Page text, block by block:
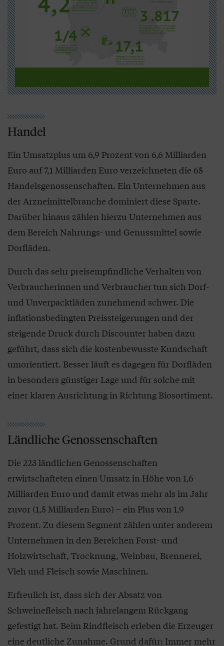
Handel
Ein Umsatzplus um 6,9 Prozent von 6,6 Milliarden
Euro auf 7,1 Milliarden Euro verzeichneten die 65
Handelsgenossenschaften. Ein Unternehmen aus
der Arzneimittelbranche dominiert diese Sparte.
Darüber hinaus zählen hierzu Unternehmen aus
dem Bereich Nahrungs- und Genussmittel sowie
Dorfläden.
Durch das sehr preisempfindliche Verhalten von
Verbraucherinnen und Verbraucher tun sich Dorf-
und Unverpacktläden zunehmend schwer. Die
inflationsbedingten Preissteigerungen und der
steigende Druck durch Discounter haben dazu
geführt, dass sich die kostenbewusste Kundschaft
umorientiert. Besser läuft es dagegen für Dorfläden
in besonders günstiger Lage und für solche mit
einer klaren Ausrichtung in Richtung Biosortiment.
Ländliche Genossenschaften
Die 223 ländlichen Genossenschaften
erwirtschafteten einen Umsatz in Höhe von 1,6
Milliarden Euro und damit etwas mehr als im Jahr
zuvor (1,5 Milliarden Euro) – ein Plus von 1,9
Prozent. Zu diesem Segment zählen unter anderem
Unternehmen in den Bereichen Forst- und
Holzwirtschaft, Trocknung, Weinbau, Brennerei,
Vieh und Fleisch sowie Maschinen.
Erfreulich ist, dass sich der Absatz von
Schweinefleisch nach jahrelangem Rückgang
gefestigt hat. Beim Rindfleisch erleben die Erzeuger
eine deutliche Zunahme. Grund dafür: Immer mehr